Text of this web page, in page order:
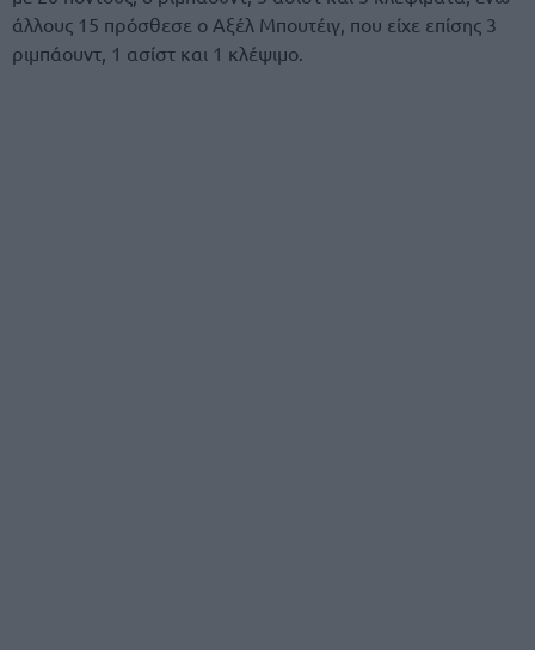
άλλους 15 πρόσθεσε ο Αξέλ Μπουτέιγ, που είχε επίσης 3
ριμπάουντ, 1 ασίστ και 1 κλέψιμο.